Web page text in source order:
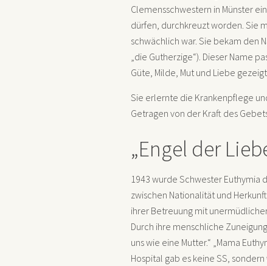
Clemensschwestern in Münster
dürfen, durchkreuzt worden. Sie
schwächlich war. Sie bekam den
„die Gutherzige“). Dieser Name
Güte, Milde, Mut und Liebe
Sie erlernte die Krankenpflege
Getragen von der Kraft des
„Engel der
1943 wurde Schwester Euthymia
zwischen Nationalität und
ihrer Betreuung mit
Durch ihre menschliche
uns wie eine Mutter.“ „Mama
Hospital gab es keine SS,